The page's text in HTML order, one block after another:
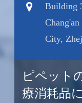
Building
City,
ピペット
療消耗品